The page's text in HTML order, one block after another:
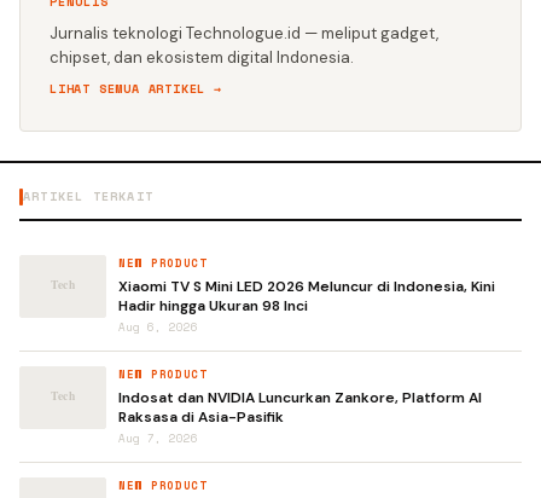
Jurnalis teknologi Technologue.id — meliput gadget,
chipset, dan ekosistem digital Indonesia.
LIHAT SEMUA ARTIKEL →
ARTIKEL TERKAIT
NEW PRODUCT
Xiaomi TV S Mini LED 2026 Meluncur di Indonesia, Kini
Hadir hingga Ukuran 98 Inci
Aug 6, 2026
NEW PRODUCT
Indosat dan NVIDIA Luncurkan Zankore, Platform AI
Raksasa di Asia-Pasifik
Aug 7, 2026
NEW PRODUCT